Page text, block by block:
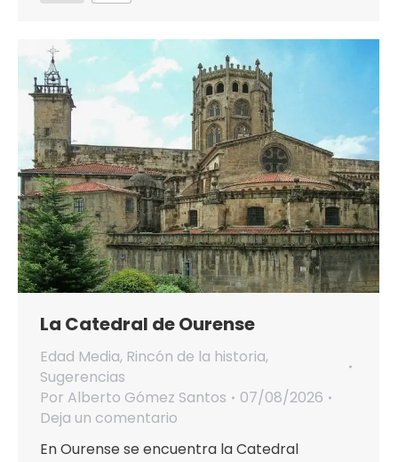
La Catedral de Ourense
Edad Media, Rincón de la historia,
Sugerencias
Por Alberto Gómez Santos
07/08/2026
Deja un comentario
En Ourense se encuentra la Catedral